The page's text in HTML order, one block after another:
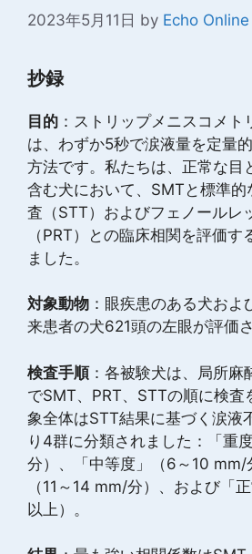
2023年5月11日 by Echo
抄録
目的 ：ストリップメニスコメト
は、わずか5秒で涙液量を定量
方法です。私たちは、正常な目
含む犬において、SMTと標準的
査（STT）およびフェノールレ
（PRT）との臨床相関を評価す
ました。
対象動物 ：眼疾患のある犬お
来患者の犬621頭の左眼が評価
検査手順：各被験犬は、局所麻
でSMT、PRT、STTの順に検査
象全体はSTT結果に基づく涙液
り4群に分類されました：「重
分）、「中等度」（6～10 mm/
（11～14 mm/分）、および「
以上）。